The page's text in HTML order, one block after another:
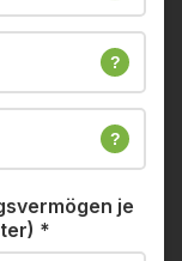
?
?
je
*